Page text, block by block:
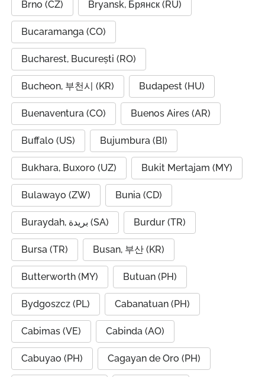
Brno (CZ) Bryansk, Брянск (RU)
Bucaramanga (CO)
Bucharest, București (RO)
Bucheon, 부천시 (KR) Budapest (HU)
Buenaventura (CO) Buenos Aires (AR)
Buffalo (US) Bujumbura (BI)
Bukhara, Buxoro (UZ) Bukit Mertajam (MY)
Bulawayo (ZW) Bunia (CD)
Buraydah, بريدة (SA) Burdur (TR)
Bursa (TR) Busan, 부산 (KR)
Butterworth (MY) Butuan (PH)
Bydgoszcz (PL) Cabanatuan (PH)
Cabimas (VE) Cabinda (AO)
Cabuyao (PH) Cagayan de Oro (PH)